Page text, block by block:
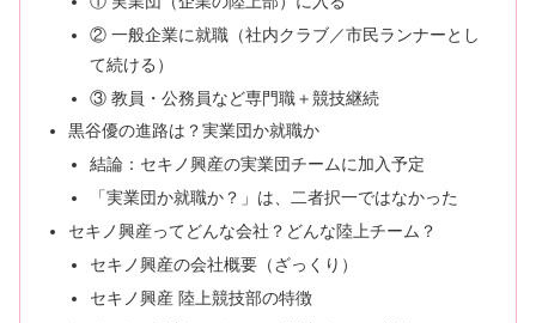
② 一般企業に就職（社内クラブ／市民ランナーとし
て続ける）
③ 教員・公務員など専門職＋競技継続
黒谷優の進路は？実業団か就職か
結論：セキノ興産の実業団チームに加入予定
「実業団か就職か？」は、二者択一ではなかった
セキノ興産ってどんな会社？どんな陸上チーム？
セキノ興産の会社概要（ざっくり）
セキノ興産 陸上競技部の特徴